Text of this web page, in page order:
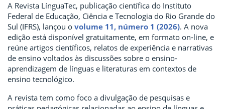
A Revista LínguaTec, publicação científica do Instituto
Federal de Educação, Ciência e Tecnologia do Rio Grande do
Sul (IFRS), lançou o volume 11, número 1 (2026). A nova
edição está disponível gratuitamente, em formato on-line, e
reúne artigos científicos, relatos de experiência e narrativas
de ensino voltados às discussões sobre o ensino-
aprendizagem de línguas e literaturas em contextos de
ensino tecnológico.
A revista tem como foco a divulgação de pesquisas e